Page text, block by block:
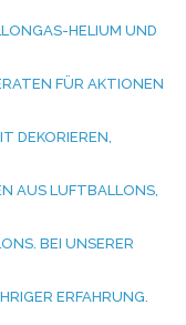
HELIUM UND L
FÜR AKTIONEN W
B
LUFTBALLONS, P
BEI UNSERER A
ERFAHRUNG. B